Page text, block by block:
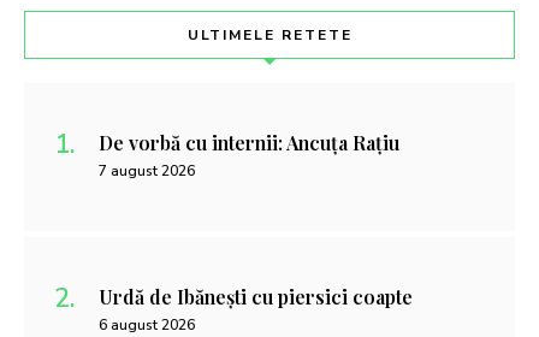
ULTIMELE RETETE
De vorbă cu internii: Ancuța Rațiu
7 august 2026
Urdă de Ibănești cu piersici coapte
6 august 2026